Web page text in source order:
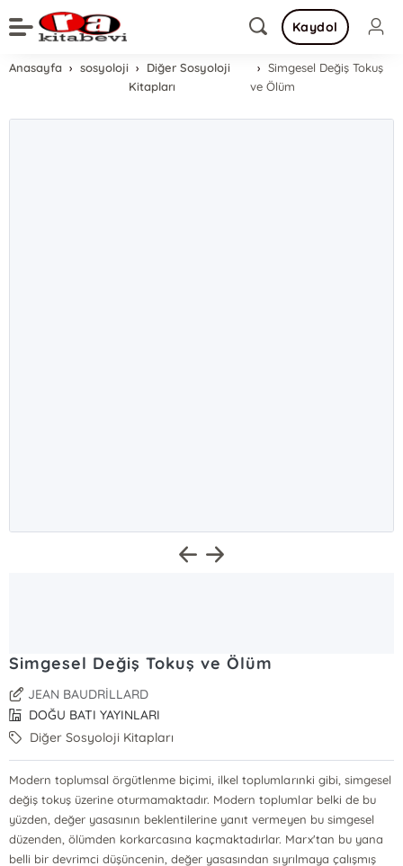
Kaydol
Anasayfa sosyoloji
Diğer Sosyoloji
Kitapları
Simgesel Değiş Tokuş
ve Ölüm
Simgesel Değiş Tokuş ve Ölüm
JEAN BAUDRİLLARD
DOĞU BATI YAYINLARI
Diğer Sosyoloji Kitapları
Modern toplumsal örgütlenme biçimi, ilkel toplumlarınki gibi, simgesel
değiş tokuş üzerine oturmamaktadır. Modern toplumlar belki de bu
yüzden, değer yasasının beklentilerine yanıt vermeyen bu simgesel
düzenden, ölümden korkarcasına kaçmaktadırlar. Marx'tan bu yana
belli bir devrimci düşüncenin, değer yasasından sıyrılmaya çalışmış